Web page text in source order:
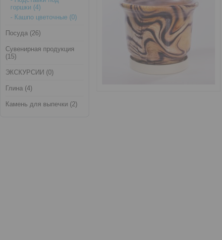
горшки (4)
- Кашпо цветочные (0)
Посуда (26)
Сувенирная продукция
(15)
ЭКСКУРСИИ (0)
Глина (4)
Камень для выпечки (2)